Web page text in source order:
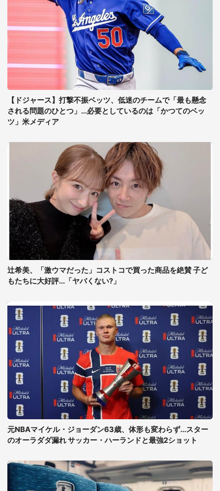
【ドジャース】打撃不振ベッツ、低迷のチームで「最も懸念
される問題のひとつ」...必要としているのは「かつてのベッ
ツ」米メディア
辻希美、「激ウマだった」コストコで買った商品を絶賛 子ど
もたちに大好評...「ヤバくない?」
元NBAマイケル・ジョーダン63歳、体形も変わらず...スター
のオーラダダ漏れ サッカー・ハーランドと最強2ショット